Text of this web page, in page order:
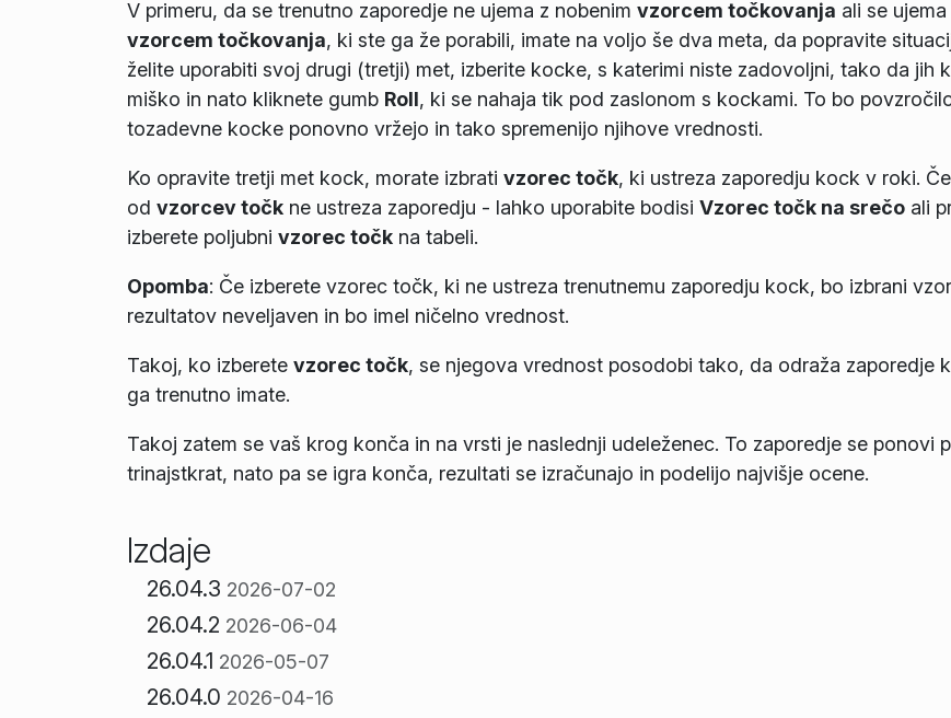
V primeru, da se trenutno zaporedje ne ujema z nobenim vzorcem točkovanja ali se ujema
vzorcem točkovanja, ki ste ga že porabili, imate na voljo še dva meta, da popravite
želite uporabiti svoj drugi (tretji) met, izberite kocke, s katerimi niste zadovoljni, tako da jih
miško in nato kliknete gumb Roll, ki se nahaja tik pod zaslonom s kockami. To bo
tozadevne kocke ponovno vržejo in tako spremenijo njihove vrednosti.
Ko opravite tretji met kock, morate izbrati vzorec točk, ki ustreza zaporedju kock v roki.
od vzorcev točkne ustreza zaporedju - lahko uporabite bodisi Vzorec točk na srečoali
izberete poljubni vzorec točkna tabeli.
Opomba: Če izberete vzorec točk, ki ne ustreza trenutnemu zaporedju kock, bo izbrani
rezultatov neveljaven in bo imel ničelno vrednost.
Takoj, ko izberete vzorec točk, se njegova vrednost posodobi tako, da odraža zaporedje
ga trenutno imate.
Takoj zatem se vaš krog konča in na vrsti je naslednji udeleženec. To zaporedje se ponovi
trinajstkrat, nato pa se igra konča, rezultati se izračunajo in podelijo najvišje ocene.
Izdaje
26.04.3 2026-07-02
26.04.2 2026-06-04
26.04.1 2026-05-07
26.04.0 2026-04-16